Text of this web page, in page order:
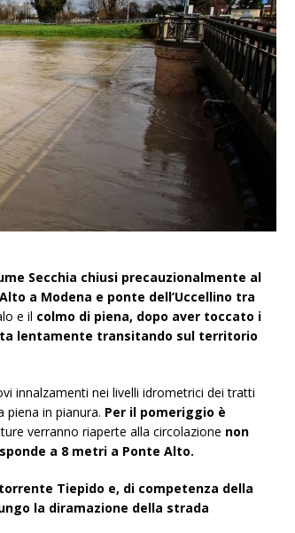
Secchia chiusi precauzionalmente al
a Modena e ponte dell’Uccellino tra
e il colmo di piena, dopo aver toccato i
lentamente transitando sul territorio
innalzamenti nei livelli idrometrici dei tratti
piena in pianura. Per il pomeriggio è
verranno riaperte alla circolazione non
a 8 metri a Ponte Alto.
Tiepido e, di competenza della
la diramazione della strada